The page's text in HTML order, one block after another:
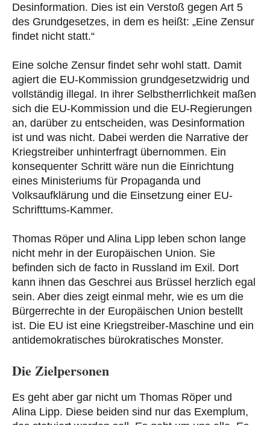
Desinformation. Dies ist ein Verstoß gegen Art 5
des Grundgesetzes, in dem es heißt: „Eine Zensur
findet nicht statt.“
Eine solche Zensur findet sehr wohl statt. Damit
agiert die EU-Kommission grundgesetzwidrig und
vollständig illegal. In ihrer Selbstherrlichkeit maßen
sich die EU-Kommission und die EU-Regierungen
an, darüber zu entscheiden, was Desinformation
ist und was nicht. Dabei werden die Narrative der
Kriegstreiber unhinterfragt übernommen. Ein
konsequenter Schritt wäre nun die Einrichtung
eines Ministeriums für Propaganda und
Volksaufklärung und die Einsetzung einer EU-
Schrifttums-Kammer.
Thomas Röper und Alina Lipp leben schon lange
nicht mehr in der Europäischen Union. Sie
befinden sich de facto in Russland im Exil. Dort
kann ihnen das Geschrei aus Brüssel herzlich egal
sein. Aber dies zeigt einmal mehr, wie es um die
Bürgerrechte in der Europäischen Union bestellt
ist. Die EU ist eine Kriegstreiber-Maschine und ein
antidemokratisches bürokratisches Monster.
Die Zielpersonen
Es geht aber gar nicht um Thomas Röper und
Alina Lipp. Diese beiden sind nur das Exemplum,